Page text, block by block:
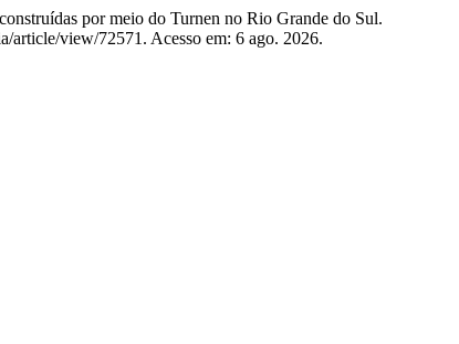
por meio do Turnen no Rio Grande do Sul.
view/72571. Acesso em: 6 ago. 2026.